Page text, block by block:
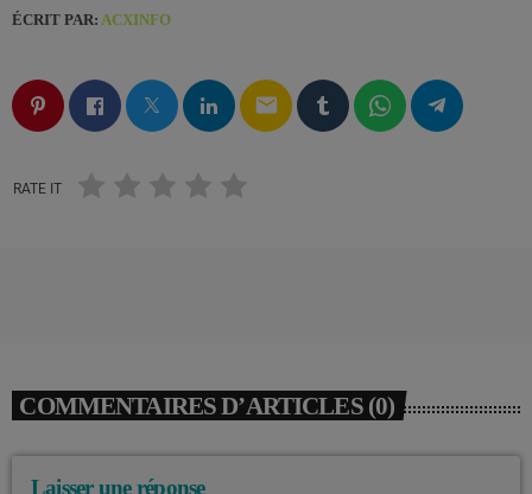
ÉCRIT PAR: ACXINFO
email
RATE IT
COMMENTAIRES D’ARTICLES (0)
Laisser une réponse